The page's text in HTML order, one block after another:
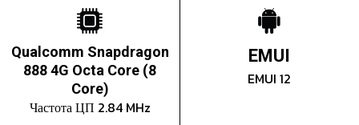
Qualcomm Snapdragon
888 4G Octa Core (8
Core)
Частота ЦП 2.84 MHz
EMUI
EMUI 12